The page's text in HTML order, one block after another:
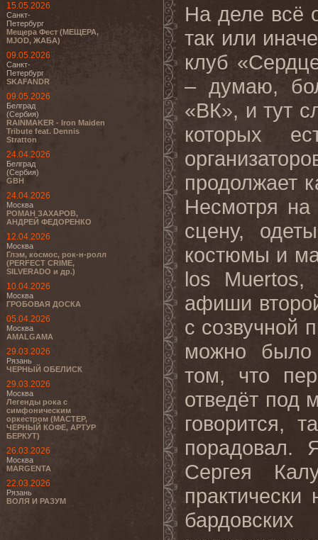
15.05.2026
Санкт-
Петербург
Мещера Фест (МЕЩЕРА,
MJOD, ЖАБА)
09.05.2026
Санкт-
Петербург
SKAFANDR
09.05.2026
Белград
(Сербия)
RAINMAKER - Iron Maiden
Tribute feat. Dennis
Stratton
24.04.2026
Белград
(Сербия)
GBH
24.04.2026
Москва
РОМАН ЗАХАРОВ,
АНДРЕЙ ФЕДОРЕНКО
12.04.2026
Москва
Глэм, космос, рок-н-ролл
(PERFECT CRIME,
SILVERADO и др.)
10.04.2026
Москва
ГРОБОВАЯ ДОСКА
05.04.2026
Москва
AMALGAMA
29.03.2026
Рязань
ЧЕРНЫЙ ОБЕЛИСК
29.03.2026
Москва
Легенды рока с
симфоническим
оркестром (МАСТЕР,
ЧЕРНЫЙ КОФЕ, АРТУР
БЕРКУТ)
26.03.2026
Москва
MARGENTA
22.03.2026
Рязань
ВОЛЯ И РАЗУМ
На деле всё
так или
клуб
– думаю,
«ВК», и тут
которых
продолжает
Несмотря
сцену,
костюмы и
los
афиши
с созвучной
можно было
том, что
отведёт под
говорится,
порадовал.
Сергея